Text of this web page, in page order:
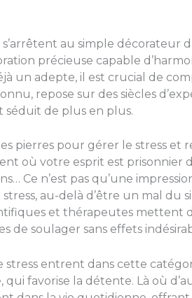
au simple décorateur
précieuse capable
un adepte, il est crucial de
repose sur des siècles
de plus en plus.
pierres pour gérer le stress et
où votre esprit est prisonnier
Ce n’est pas qu’une
au-delà d’être un mal du
et thérapeutes mettent
de soulager sans effets
entrent dans cette
qui favorise la détente. Là où